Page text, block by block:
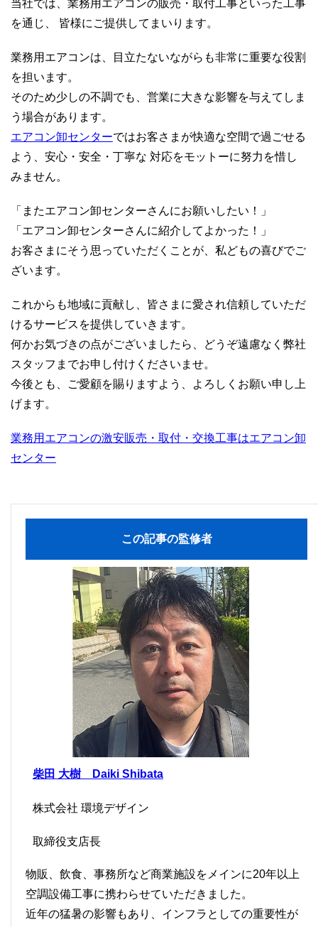
当社では、業務用エアコンの販売・取付工事といった工事
を通じ、 皆様にご提供してまいります。
業務用エアコンは、目立たないながらも非常に重要な役割
を担います。
そのため少しの不調でも、営業に大きな影響を与えてしま
う場合があります。
エアコン卸センターではお客さまが快適な空間で過ごせる
よう、安心・安全・丁寧な 対応をモットーに努力を惜し
みません。
「またエアコン卸センターさんにお願いしたい！」
「エアコン卸センターさんに紹介してよかった！」
お客さまにそう思っていただくことが、私どもの喜びでご
ざいます。
これからも地域に貢献し、皆さまに愛され信頼していただ
けるサービスを提供していきます。
何かお気づきの点がございましたら、どうぞ遠慮なく弊社
スタッフまでお申し付けくださいませ。
今後とも、ご愛顧を賜りますよう、よろしくお願い申し上
げます。
業務用エアコンの激安販売・取付・交換工事はエアコン卸
センター
この記事の監修者
柴田 大樹 Daiki Shibata
株式会社 環境デザイン
取締役支店長
物販、飲食、事務所など商業施設をメインに20年以上
空調設備工事に携わらせていただきました。
近年の猛暑の影響もあり、インフラとしての重要性が